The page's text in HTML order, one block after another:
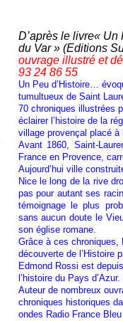
D’après le livre« Un
du Var » (Editions
ouvrage illustré et
93 24 86 55
Un Peu d’Histoire…
tumultueux de Saint
70 chroniques illustrées
éclairer l’histoire de la
village provençal placé à
Avant 1860, Saint-
France en Provence,
Aujourd’hui ville
Nice le long de la rive
pas pour autant ses
témoignage le plus
sans aucun doute le
son église romane.
Grâce à ces chroniques,
découverte de l’Histoire
Edmond Rossi est
l’histoire du Pays d’Azur.
Auteur de nombreux
chroniques historiques
ondes Radio France Bleu